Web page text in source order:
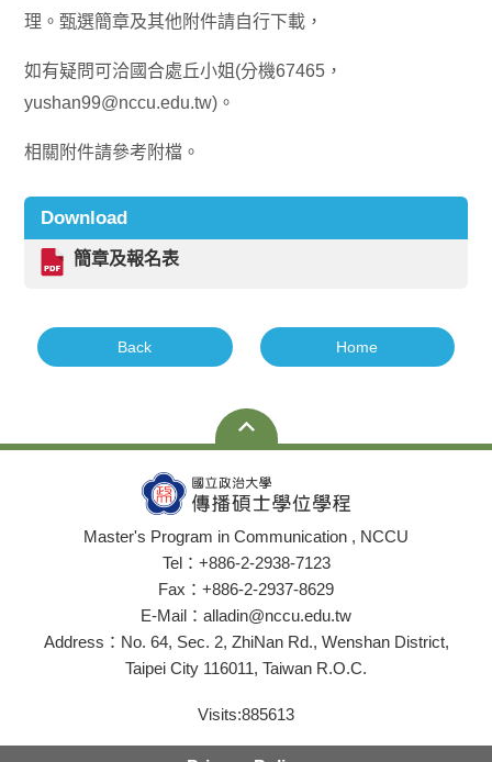
理。甄選簡章及其他附件請自行下載，
如有疑問可洽國合處丘小姐(分機67465，
yushan99@nccu.edu.tw)。
相關附件請參考附檔。
Download
簡章及報名表
Back Home
Master's Program in Communication , NCCU
Tel：+886-2-2938-7123
Fax：+886-2-2937-8629
E-Mail：alladin@nccu.edu.tw
Address：No. 64, Sec. 2, ZhiNan Rd., Wenshan District,
Taipei City 116011, Taiwan R.O.C.
Visits:885613